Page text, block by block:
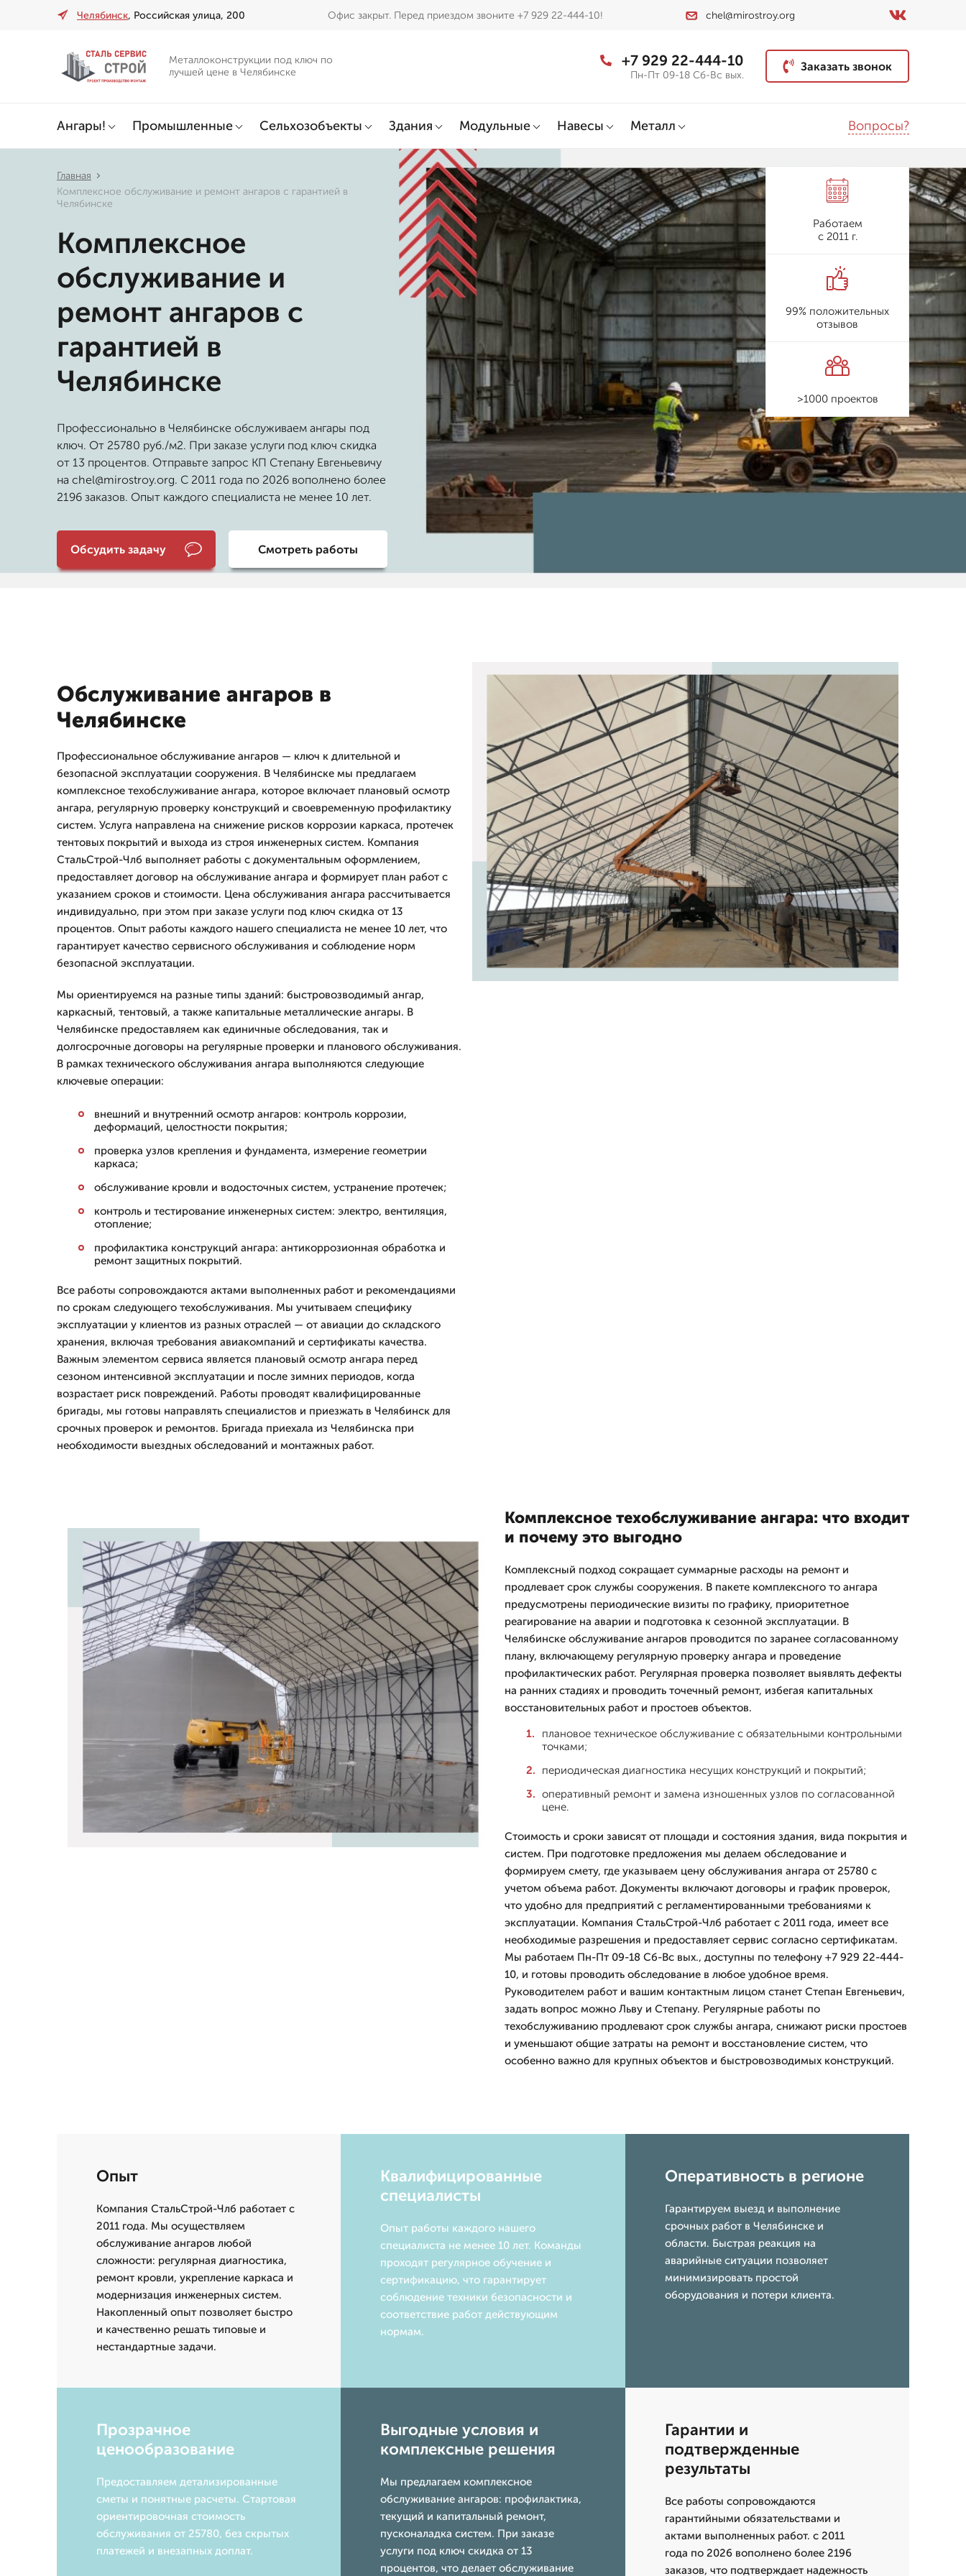
Челябинск, Российская улица, 200 Офис закрыт. Перед приездом звоните +7 929 22-444-10! chel@mirostroy.org
Металлоконструкции под ключ по
лучшей цене в Челябинске
+7 929 22-444-10
Пн-Пт 09-18 Сб-Вс вых.
Заказать звонок
Ангары! Промышленные Сельхозобъекты Здания Модульные Навесы Металл Вопросы?
Главная
Комплексное обслуживание и ремонт ангаров с гарантией в
Челябинске
Комплексное
обслуживание и
ремонт ангаров с
гарантией в
Челябинске
Профессионально в Челябинске обслуживаем ангары под
ключ. От 25780 руб./м2. При заказе услуги под ключ скидка
от 13 процентов. Отправьте запрос КП Степану Евгеньевичу
на chel@mirostroy.org. С 2011 года по 2026 вополнено более
2196 заказов. Опыт каждого специалиста не менее 10 лет.
Обсудить задачу Смотреть работы
Работаем
с 2011 г.
99% положительных
отзывов
>1000 проектов
Обслуживание ангаров в
Челябинске
Профессиональное обслуживание ангаров — ключ к длительной и
безопасной эксплуатации сооружения. В Челябинске мы предлагаем
комплексное техобслуживание ангара, которое включает плановый осмотр
ангара, регулярную проверку конструкций и своевременную профилактику
систем. Услуга направлена на снижение рисков коррозии каркаса, протечек
тентовых покрытий и выхода из строя инженерных систем. Компания
СтальСтрой-Члб выполняет работы с документальным оформлением,
предоставляет договор на обслуживание ангара и формирует план работ с
указанием сроков и стоимости. Цена обслуживания ангара рассчитывается
индивидуально, при этом при заказе услуги под ключ скидка от 13
процентов. Опыт работы каждого нашего специалиста не менее 10 лет, что
гарантирует качество сервисного обслуживания и соблюдение норм
безопасной эксплуатации.
Мы ориентируемся на разные типы зданий: быстровозводимый ангар,
каркасный, тентовый, а также капитальные металлические ангары. В
Челябинске предоставляем как единичные обследования, так и
долгосрочные договоры на регулярные проверки и планового обслуживания.
В рамках технического обслуживания ангара выполняются следующие
ключевые операции:
внешний и внутренний осмотр ангаров: контроль коррозии,
деформаций, целостности покрытия;
проверка узлов крепления и фундамента, измерение геометрии
каркаса;
обслуживание кровли и водосточных систем, устранение протечек;
контроль и тестирование инженерных систем: электро, вентиляция,
отопление;
профилактика конструкций ангара: антикоррозионная обработка и
ремонт защитных покрытий.
Все работы сопровождаются актами выполненных работ и рекомендациями
по срокам следующего техобслуживания. Мы учитываем специфику
эксплуатации у клиентов из разных отраслей — от авиации до складского
хранения, включая требования авиакомпаний и сертификаты качества.
Важным элементом сервиса является плановый осмотр ангара перед
сезоном интенсивной эксплуатации и после зимних периодов, когда
возрастает риск повреждений. Работы проводят квалифицированные
бригады, мы готовы направлять специалистов и приезжать в Челябинск для
срочных проверок и ремонтов. Бригада приехала из Челябинска при
необходимости выездных обследований и монтажных работ.
Комплексное техобслуживание ангара: что входит
и почему это выгодно
Комплексный подход сокращает суммарные расходы на ремонт и
продлевает срок службы сооружения. В пакете комплексного то ангара
предусмотрены периодические визиты по графику, приоритетное
реагирование на аварии и подготовка к сезонной эксплуатации. В
Челябинске обслуживание ангаров проводится по заранее согласованному
плану, включающему регулярную проверку ангара и проведение
профилактических работ. Регулярная проверка позволяет выявлять дефекты
на ранних стадиях и проводить точечный ремонт, избегая капитальных
восстановительных работ и простоев объектов.
плановое техническое обслуживание с обязательными контрольными
точками;
периодическая диагностика несущих конструкций и покрытий;
оперативный ремонт и замена изношенных узлов по согласованной
цене.
Стоимость и сроки зависят от площади и состояния здания, вида покрытия и
систем. При подготовке предложения мы делаем обследование и
формируем смету, где указываем цену обслуживания ангара от 25780 с
учетом объема работ. Документы включают договоры и график проверок,
что удобно для предприятий с регламентированными требованиями к
эксплуатации. Компания СтальСтрой-Члб работает с 2011 года, имеет все
необходимые разрешения и предоставляет сервис согласно сертификатам.
Мы работаем Пн-Пт 09-18 Сб-Вс вых., доступны по телефону +7 929 22-444-
10, и готовы проводить обследование в любое удобное время.
Руководителем работ и вашим контактным лицом станет Степан Евгеньевич,
задать вопрос можно Льву и Степану. Регулярные работы по
техобслуживанию продлевают срок службы ангара, снижают риски простоев
и уменьшают общие затраты на ремонт и восстановление систем, что
особенно важно для крупных объектов и быстровозводимых конструкций.
Опыт
Компания СтальСтрой-Члб работает с
2011 года. Мы осуществляем
обслуживание ангаров любой
сложности: регулярная диагностика,
ремонт кровли, укрепление каркаса и
модернизация инженерных систем.
Накопленный опыт позволяет быстро
и качественно решать типовые и
нестандартные задачи.
Квалифицированные
специалисты
Опыт работы каждого нашего
специалиста не менее 10 лет. Команды
проходят регулярное обучение и
сертификацию, что гарантирует
соблюдение техники безопасности и
соответствие работ действующим
нормам.
Оперативность в регионе
Гарантируем выезд и выполнение
срочных работ в Челябинске и
области. Быстрая реакция на
аварийные ситуации позволяет
минимизировать простой
оборудования и потери клиента.
Прозрачное
ценообразование
Предоставляем детализированные
сметы и понятные расчеты. Стартовая
ориентировочная стоимость
обслуживания от 25780, без скрытых
платежей и внезапных доплат.
Выгодные условия и
комплексные решения
Мы предлагаем комплексное
обслуживание ангаров: профилактика,
текущий и капитальный ремонт,
пусконаладка систем. При заказе
услуги под ключ скидка от 13
процентов, что делает обслуживание
Гарантии и
подтвержденные
результаты
Все работы сопровождаются
гарантийными обязательствами и
актами выполненных работ. с 2011
года по 2026 вополнено более 2196
заказов, что подтверждает надежность